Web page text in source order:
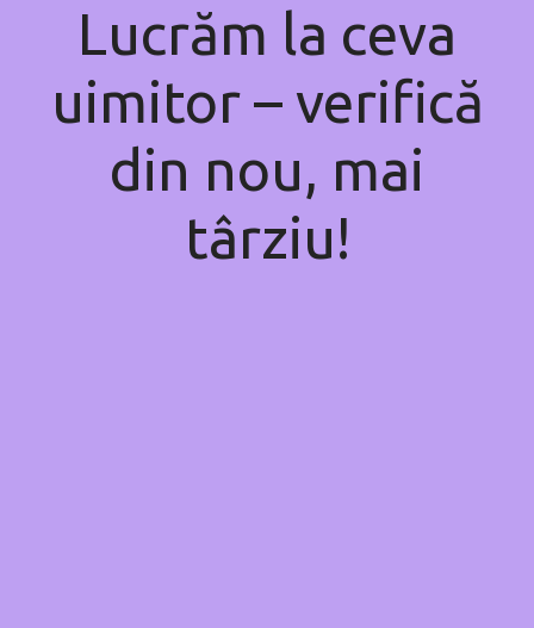
Lucrăm la ceva
uimitor – verifică
din nou, mai
târziu!